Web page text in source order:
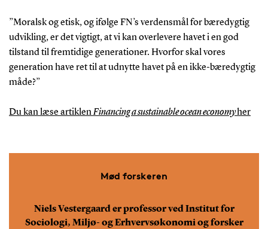
”Moralsk og etisk, og ifølge FN’s verdensmål for bæredygtig
udvikling, er det vigtigt, at vi kan overlevere havet i en god
tilstand til fremtidige generationer. Hvorfor skal vores
generation have ret til at udnytte havet på en ikke-bæredygtig
måde?”
Du kan læse artiklenFinancing a sustainable ocean economyher
Mød forskeren
Niels Vestergaard er professor ved Institut for
Sociologi, Miljø- og Erhvervsøkonomi og forsker